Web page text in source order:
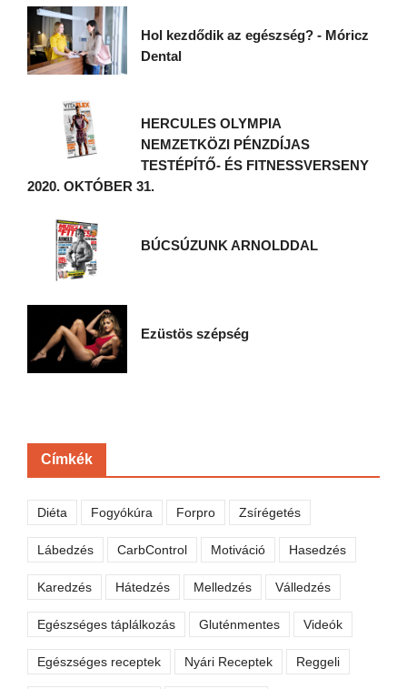
Hol kezdődik az egészség? - Móricz
Dental
HERCULES OLYMPIA
NEMZETKÖZI PÉNZDÍJAS
TESTÉPÍTŐ- ÉS FITNESSVERSENY
2020. OKTÓBER 31.
BÚCSÚZUNK ARNOLDDAL
Ezüstös szépség
Címkék
Diéta Fogyókúra Forpro Zsírégetés
Lábedzés CarbControl Motiváció Hasedzés
Karedzés Hátedzés Melledzés Válledzés
Egészséges táplálkozás Gluténmentes Videók
Egészséges receptek Nyári Receptek Reggeli